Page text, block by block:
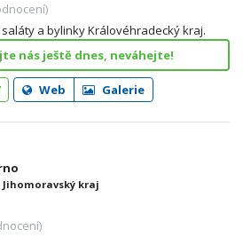
a bylinky Královéhradecký kraj.
nás ještě dnes, neváhejte!
Web Galerie
kraj